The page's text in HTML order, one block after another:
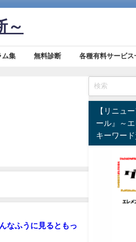
～
集 無料診断 各種有料サービス
なふうに見るともっ
【リニュ
ール』～
キーワー